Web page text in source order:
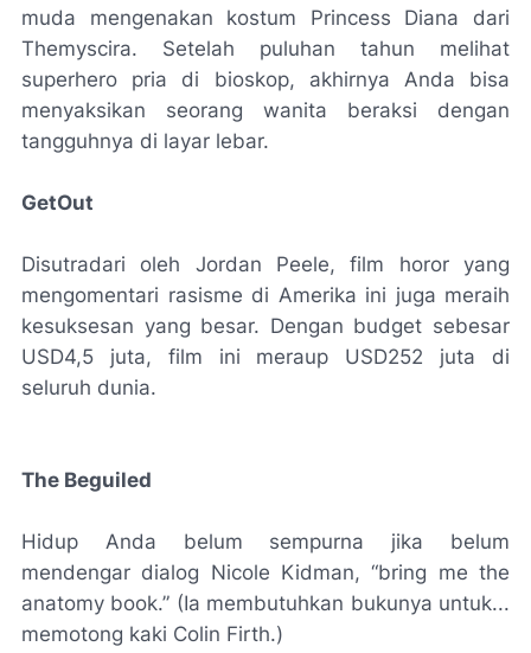
muda mengenakan kostum Princess Diana dari
Themyscira. Setelah puluhan tahun melihat
superhero pria di bioskop, akhirnya Anda bisa
menyaksikan seorang wanita beraksi dengan
tangguhnya di layar lebar.
GetOut
Disutradari oleh Jordan Peele, film horor yang
mengomentari rasisme di Amerika ini juga meraih
kesuksesan yang besar. Dengan budget sebesar
USD4,5 juta, film ini meraup USD252 juta di
seluruh dunia.
The Beguiled
Hidup Anda belum sempurna jika belum
mendengar dialog Nicole Kidman, “bring me the
anatomy book.” (Ia membutuhkan bukunya untuk...
memotong kaki Colin Firth.)